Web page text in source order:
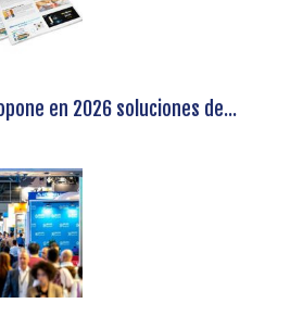
en 2026 soluciones de...